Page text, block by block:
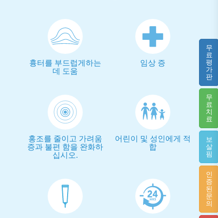
흉터를 부드럽게하는
데 도움
임상 증
홍조를 줄이고 가려움
증과 불편 함을 완화하
십시오.
어린이 및 성인에게 적
합
무
료
평
가
판
무
료
치
료
보
살
핌
인
증
된
문
의